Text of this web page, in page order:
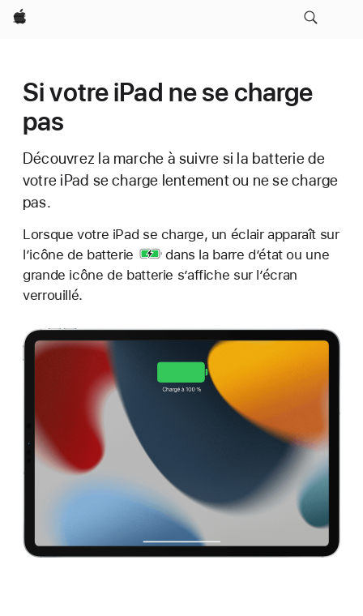
Apple
Si votre iPad ne se charge
pas
Découvrez la marche à suivre si la batterie de
votre iPad se charge lentement ou ne se charge
pas.
Lorsque votre iPad se charge, un éclair apparaît sur
l’icône de batterie
dans la barre d’état ou une
grande icône de batterie s’affiche sur l’écran
verrouillé.